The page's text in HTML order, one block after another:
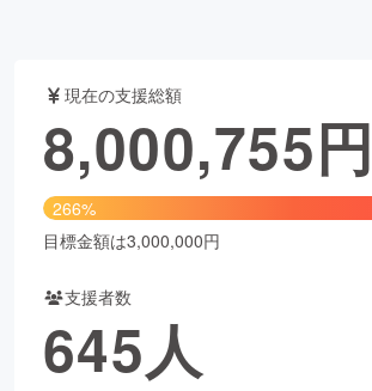
ォーマンス
食店 ファッション
ー・ヘルスケア
現在の支援総額
8,000,755円
266%
目標金額は3,000,000円
支援者数
645人